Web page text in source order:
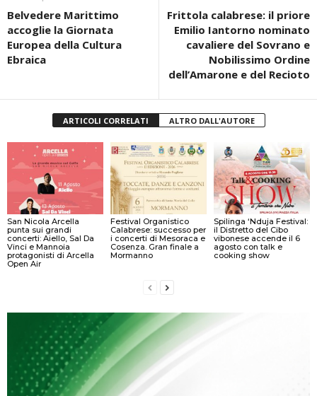
Belvedere Marittimo
accoglie la Giornata
Europea della Cultura
Ebraica
Frittola calabrese: il priore
Emilio Iantorno nominato
cavaliere del Sovrano e
Nobilissimo Ordine
dell’Amarone e del Recioto
ARTICOLI CORRELATI ALTRO DALL'AUTORE
San Nicola Arcella
punta sui grandi
concerti: Aiello, Sal Da
Vinci e Mannoia
protagonisti di Arcella
Open Air
Festival Organistico
Calabrese: successo per
i concerti di Mesoraca e
Cosenza. Gran finale a
Mormanno
Spilinga ‘Nduja Festival:
il Distretto del Cibo
vibonese accende il 6
agosto con talk e
cooking show